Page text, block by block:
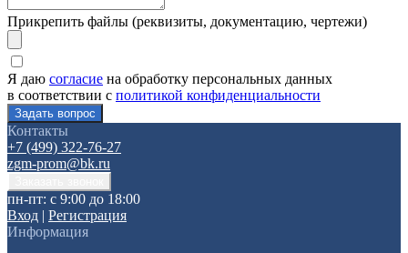
Прикрепить файлы (реквизиты, документацию, чертежи)
Я даю согласие на обработку персональных данных
в соответствии с политикой конфиденциальности
Контакты
+7 (499) 322-76-27
zgm-prom@bk.ru
пн-пт: с 9:00 до 18:00
Вход | Регистрация
Информация